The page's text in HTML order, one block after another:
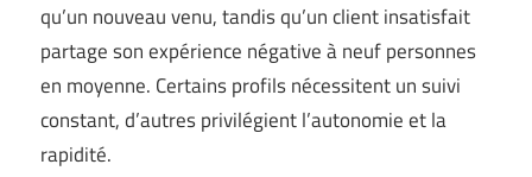
qu’un nouveau venu, tandis qu’un client insatisfait
partage son expérience négative à neuf personnes
en moyenne. Certains profils nécessitent un suivi
constant, d’autres privilégient l’autonomie et la
rapidité.